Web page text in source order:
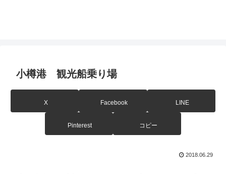
小樽港 観光船乗り場
X Facebook LINE
Pinterest コピー
2018.06.29